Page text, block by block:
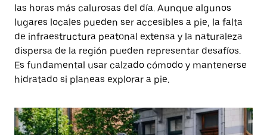
las horas más calurosas del día. Aunque algunos
lugares locales pueden ser accesibles a pie, la falta
de infraestructura peatonal extensa y la naturaleza
dispersa de la región pueden representar desafíos.
Es fundamental usar calzado cómodo y mantenerse
hidratado si planeas explorar a pie.